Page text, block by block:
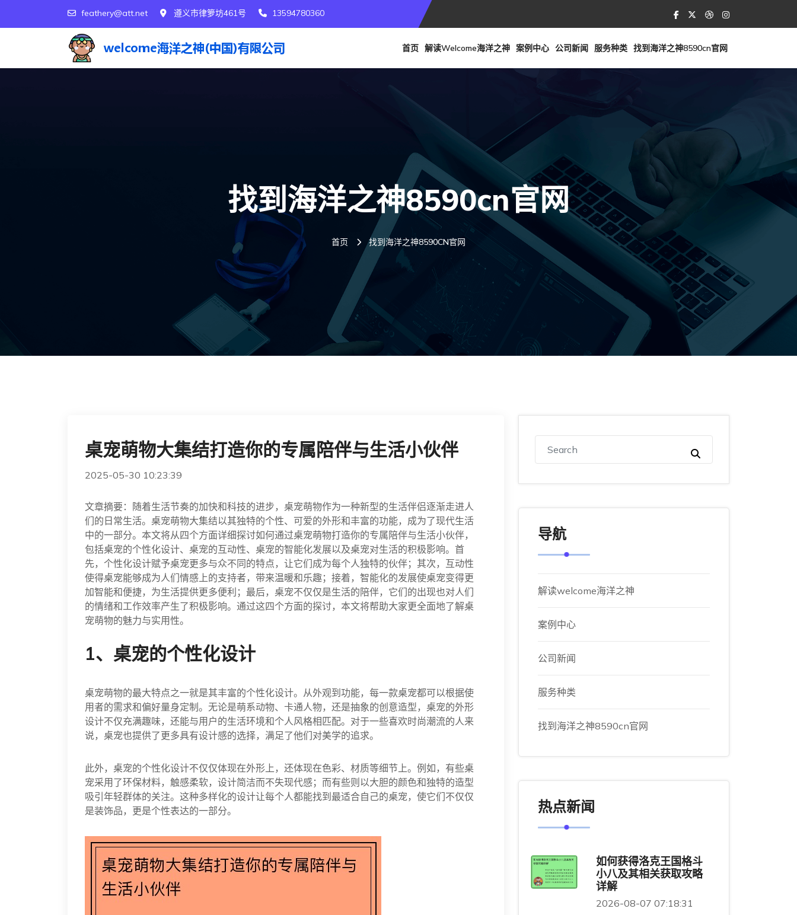
feathery@att.net 遵义市律箩坊461号 13594780360
首页 解读welcome海洋之神 案例中心 公司新闻 服务种类 找到海洋之神8590cn官网
找到海洋之神8590cn官网
首页 找到海洋之神8590CN官网
桌宠萌物大集结打造你的专属陪伴与生活小伙伴
2025-05-30 10:23:39
文章摘要：随着生活节奏的加快和科技的进步，桌宠萌物作为一种新型的生活伴侣逐渐走进人
们的日常生活。桌宠萌物大集结以其独特的个性、可爱的外形和丰富的功能，成为了现代生活
中的一部分。本文将从四个方面详细探讨如何通过桌宠萌物打造你的专属陪伴与生活小伙伴，
包括桌宠的个性化设计、桌宠的互动性、桌宠的智能化发展以及桌宠对生活的积极影响。首
先，个性化设计赋予桌宠更多与众不同的特点，让它们成为每个人独特的伙伴；其次，互动性
使得桌宠能够成为人们情感上的支持者，带来温暖和乐趣；接着，智能化的发展使桌宠变得更
加智能和便捷，为生活提供更多便利；最后，桌宠不仅仅是生活的陪伴，它们的出现也对人们
的情绪和工作效率产生了积极影响。通过这四个方面的探讨，本文将帮助大家更全面地了解桌
宠萌物的魅力与实用性。
1、桌宠的个性化设计
桌宠萌物的最大特点之一就是其丰富的个性化设计。从外观到功能，每一款桌宠都可以根据使
用者的需求和偏好量身定制。无论是萌系动物、卡通人物，还是抽象的创意造型，桌宠的外形
设计不仅充满趣味，还能与用户的生活环境和个人风格相匹配。对于一些喜欢时尚潮流的人来
说，桌宠也提供了更多具有设计感的选择，满足了他们对美学的追求。
此外，桌宠的个性化设计不仅仅体现在外形上，还体现在色彩、材质等细节上。例如，有些桌
宠采用了环保材料，触感柔软，设计简洁而不失现代感；而有些则以大胆的颜色和独特的造型
吸引年轻群体的关注。这种多样化的设计让每个人都能找到最适合自己的桌宠，使它们不仅仅
是装饰品，更是个性表达的一部分。
导航
解读welcome海洋之神
案例中心
公司新闻
服务种类
找到海洋之神8590cn官网
热点新闻
如何获得洛克王国格斗
小八及其相关获取攻略
详解
2026-08-07 07:18:31